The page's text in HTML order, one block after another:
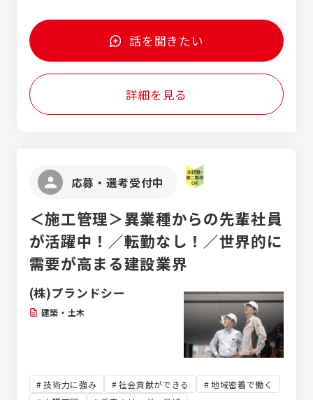
験がある方（職種は問わず） ・2級建築施工管
理技士 ・2級建築士 【歓迎】 ■和気あいあい
とコミュニケーションが取れる方 ■施工管理
ご経験者 ★ベテランも歓迎します！
で助け合える人 能力や知識・経験は一切問い
ません！ エネチタではチームワークを最も大
切にしています！ 自分１人で成果を出すより
もチームで助け合って店舗の目標を達成して
いく、チームとしての成果・成長を大切にし
ています！！
月） 平均年収 648万円（2025年実績） 業界
トップクラスの年収です！ ※愛知県の平均年
り ◇交通費支給 （ガソリン代を基本とし、
上限37,920円まで支給） ◇雇用保険 ◇厚生年
金 ◇労災保険 ◇健康保険
東浦・阿久比 愛知県知多郡東浦町緒川下出口
24番1 ●ハウスドゥ常滑 愛知県常滑市栄町二
丁目1 ●ハウスドゥ知多 愛知県知多市清水が
丘1丁目1712番 ●ハウスドゥ半田中央 愛知
県半田市星崎町3丁目22-9 ●ハウスドゥ半田
武豊 愛知県半田市青山4丁目4-14 ◆ハウスド
話を聞きたい
詳細を見る
応募・選考受付中
＜施工管理＞異業種からの先輩社員
が活躍中！／転勤なし！／世界的に
需要が高まる建設業界
(株)プランドシー
建築・土木
技術力に強み 社会貢献ができる
地域密着で働く